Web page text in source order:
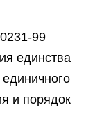
99
единства
и порядок